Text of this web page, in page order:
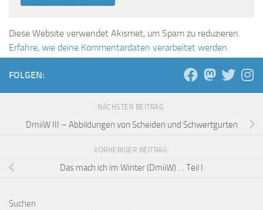
Diese Website verwendet Akismet, um Spam zu reduzieren.
Erfahre, wie deine Kommentardaten verarbeitet werden.
FOLGEN:
NÄCHSTER BEITRAG
DmiiW III – Abbildungen von Scheiden und Schwertgurten
VORHERIGER BEITRAG
Das mach ich im Winter (DmiiW) … Teil I
Suchen